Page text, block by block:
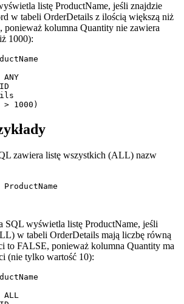
listę ProductName, jeśli znajdzie
w tabeli OrderDetails z ilością większą niż
kolumna Quantity nie zawiera
1000):
zawiera listę wszystkich (ALL) nazw
ProductName
SQL wyświetla listę ProductName, jeśli
w tabeli OrderDetails mają liczbę równą
to FALSE, ponieważ kolumna Quantity ma
(nie tylko wartość 10):
ALL